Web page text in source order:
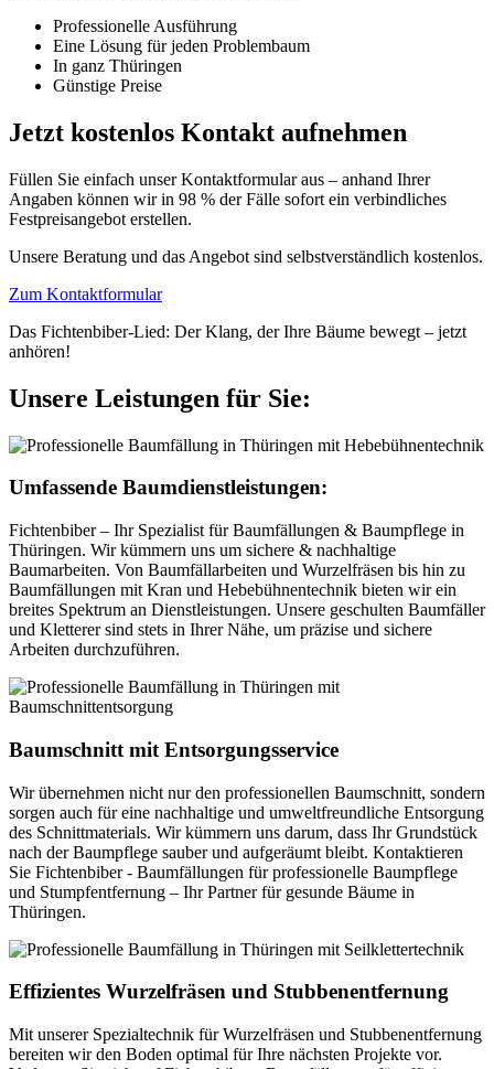
Professionelle Ausführung
Eine Lösung für jeden Problembaum
In ganz Thüringen
Günstige Preise
Jetzt kostenlos Kontakt aufnehmen
Füllen Sie einfach unser Kontaktformular aus – anhand Ihrer
Angaben können wir in 98 % der Fälle sofort ein verbindliches
Festpreisangebot erstellen.
Unsere Beratung und das Angebot sind selbstverständlich kostenlos.
Zum Kontaktformular
Das Fichtenbiber-Lied: Der Klang, der Ihre Bäume bewegt – jetzt
anhören!
Unsere Leistungen für Sie:
Umfassende Baumdienstleistungen:
Fichtenbiber – Ihr Spezialist für Baumfällungen & Baumpflege in
Thüringen. Wir kümmern uns um sichere & nachhaltige
Baumarbeiten. Von Baumfällarbeiten und Wurzelfräsen bis hin zu
Baumfällungen mit Kran und Hebebühnentechnik bieten wir ein
breites Spektrum an Dienstleistungen. Unsere geschulten Baumfäller
und Kletterer sind stets in Ihrer Nähe, um präzise und sichere
Arbeiten durchzuführen.
Baumschnitt mit Entsorgungsservice
Wir übernehmen nicht nur den professionellen Baumschnitt, sondern
sorgen auch für eine nachhaltige und umweltfreundliche Entsorgung
des Schnittmaterials. Wir kümmern uns darum, dass Ihr Grundstück
nach der Baumpflege sauber und aufgeräumt bleibt. Kontaktieren
Sie Fichtenbiber - Baumfällungen für professionelle Baumpflege
und Stumpfentfernung – Ihr Partner für gesunde Bäume in
Thüringen.
Effizientes Wurzelfräsen und Stubbenentfernung
Mit unserer Spezialtechnik für Wurzelfräsen und Stubbenentfernung
bereiten wir den Boden optimal für Ihre nächsten Projekte vor.